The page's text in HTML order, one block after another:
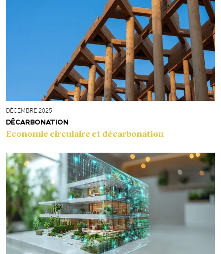
DÉCEMBRE 2025
DÉCARBONATION
Economie circulaire et décarbonation